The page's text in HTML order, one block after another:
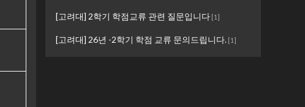
[고려대] 2학기 학점교류 관련 질문입니다[1]
[고려대] 26년 -2학기 학점 교류 문의드립니다.[1]